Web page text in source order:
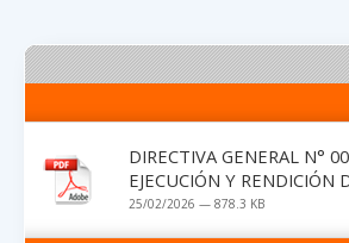
DIRECTIVA GENERAL N°
EJECUCIÓN Y RENDICIÓN
25/02/2026 — 878.3 KB